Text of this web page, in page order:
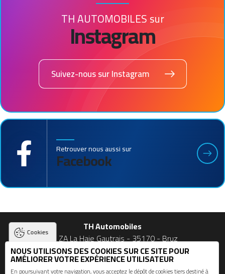
TH AUTOMOBILES sur
Instagram
Suivez-nous sur Instagram
Retrouver nous aussi sur
Facebook
TH Automobiles
23 ZA La Haie Gautrais - 35170 - Bruz
02 90 56 09 03 et 06 74 49 53 27
Cookies
NOUS UTILISONS DES COOKIES SUR CE SITE POUR
AMÉLIORER VOTRE EXPÉRIENCE UTILISATEUR
En poursuivant votre navigation, vous acceptez le dépôt de cookies tiers destiné à